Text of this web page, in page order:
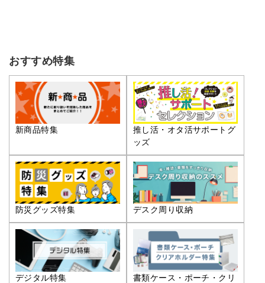
おすすめ特集
新商品特集
推し活・オタ活サポートグ
ッズ
防災グッズ特集 デスク周り収納
デジタル特集
書類ケース・ポーチ・クリ